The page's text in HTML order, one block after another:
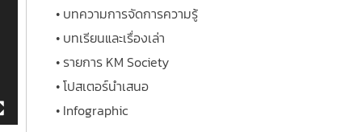
• บทความการจัดการความรู้
• บทเรียนและเรื่องเล่า
• รายการ KM Society
• โปสเตอร์นำเสนอ
• Infographic